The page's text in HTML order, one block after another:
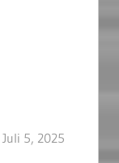
Juli 5, 2025